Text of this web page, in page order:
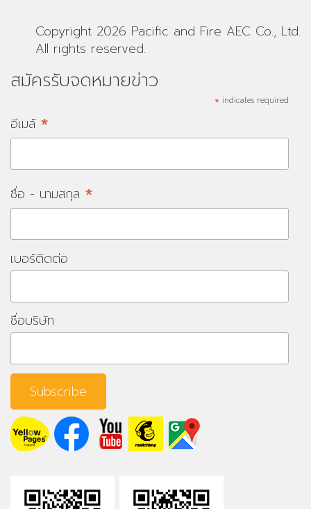
Copyright 2026 Pacific and Fire AEC Co., Ltd.
All rights reserved.
สมัครรับจดหมายข่าว
* indicates required
อีเมล์ *
ชื่อ - นามสกุล *
เบอร์ติดต่อ
ชื่อบริษัท